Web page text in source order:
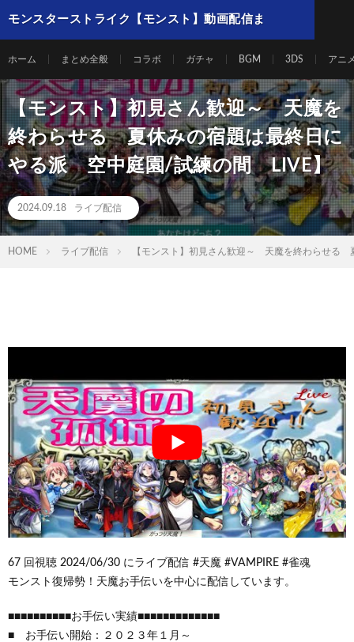
モンスターストライク【モンスト】動画配信ま
ホーム まとめ全般 コラボ ガチャ BGM 3DS アニ
【モンスト】初見さん歓迎～ 天魔を
終わらせる 夏休みの宿題は最終日に
やる派 空中庭園/試練の間 LIVE】
2024.09.18 ライブ配信
HOME ライブ配信 【モンスト】初見さん歓迎～ 天魔を終わらせ
67 回視聴 2024/06/30 にライブ配信 #天魔 #VAMPIRE #雀魂
モンスト復帰勢！天魔お手伝いを中心に配信しています。
■■■■■■■■■■お手伝い実績■■■■■■■■■■■■■
■ お手伝い開始：２０２３年１月～